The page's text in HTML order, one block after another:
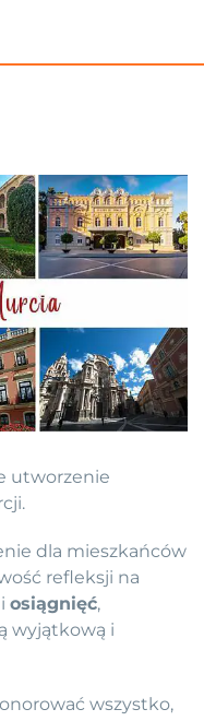
utworzenie
dla mieszkańców
refleksji na
i osiągnięć,
wyjątkową i
wszystko,